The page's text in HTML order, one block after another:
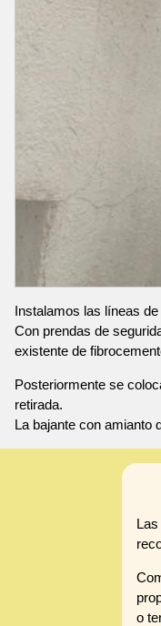
Instalamos las líneas
Con prendas de
existente de
Posteriormente se
retirada.
La bajante con amianto
o